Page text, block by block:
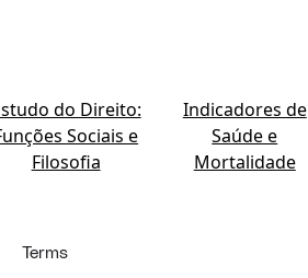
do Direito:
Sociais e
Filosofia
Indicadores de
Saúde e
Mortalidade
Terms